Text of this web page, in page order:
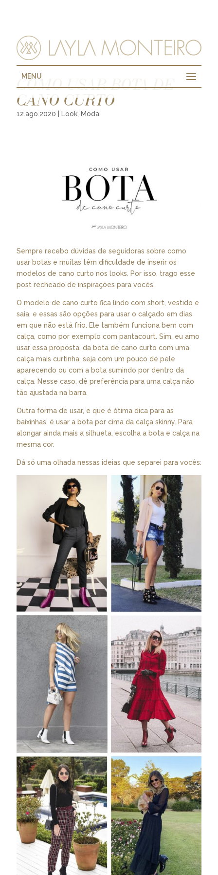
MENU
COMO USAR BOTA DE
CANO CURTO
12.ago.2020 Look, Moda
Sempre recebo dúvidas de seguidoras sobre como
usar botas e muitas têm dificuldade de inserir os
modelos de cano curto nos looks. Por isso, trago esse
post recheado de inspirações para vocês.
O modelo de cano curto fica lindo com short, vestido e
saia, e essas são opções para usar o calçado em dias
em que não está frio. Ele também funciona bem com
calça, como por exemplo com pantacourt. Sim, eu amo
usar essa proposta, da bota de cano curto com uma
calça mais curtinha, seja com um pouco de pele
aparecendo ou com a bota sumindo por dentro da
calça. Nesse caso, dê preferência para uma calça não
tão ajustada na barra.
Outra forma de usar, e que é ótima dica para as
baixinhas, é usar a bota por cima da calça skinny. Para
alongar ainda mais a silhueta, escolha a bota e calça na
mesma cor.
Dá só uma olhada nessas ideias que separei para vocês: